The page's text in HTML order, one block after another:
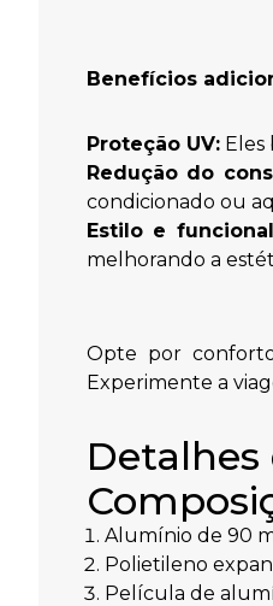
Benefícios
Proteção UV: Eles
Redução do
condicionado ou
Estilo e
melhorando a
Opte por
Experimente a
Alumínio de 90
Polietileno
Película de